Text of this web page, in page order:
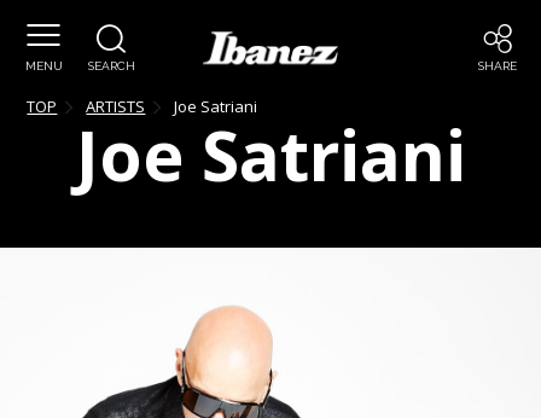
MENU SEARCH SHARE
TOP ARTISTS Joe Satriani
Joe Satriani